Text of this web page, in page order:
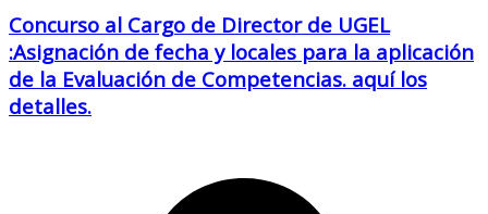
Concurso al Cargo de Director de UGEL
:Asignación de fecha y locales para la aplicación
de la Evaluación de Competencias. aquí los
detalles.